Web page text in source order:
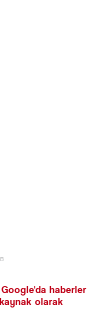
haberler
olarak